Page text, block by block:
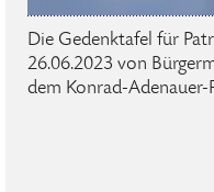
Die Gedenktafel für
26.06.2023 von
dem Konrad-